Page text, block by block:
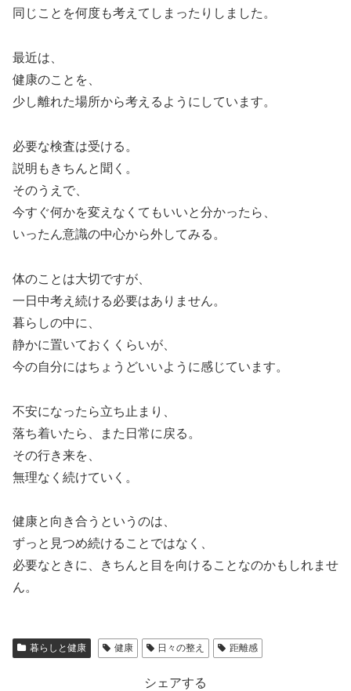
同じことを何度も考えてしまったりしました。
最近は、
健康のことを、
少し離れた場所から考えるようにしています。
必要な検査は受ける。
説明もきちんと聞く。
そのうえで、
今すぐ何かを変えなくてもいいと分かったら、
いったん意識の中心から外してみる。
体のことは大切ですが、
一日中考え続ける必要はありません。
暮らしの中に、
静かに置いておくくらいが、
今の自分にはちょうどいいように感じています。
不安になったら立ち止まり、
落ち着いたら、また日常に戻る。
その行き来を、
無理なく続けていく。
健康と向き合うというのは、
ずっと見つめ続けることではなく、
必要なときに、きちんと目を向けることなのかもしれませ
ん。
暮らしと健康 健康 日々の整え 距離感
シェアする